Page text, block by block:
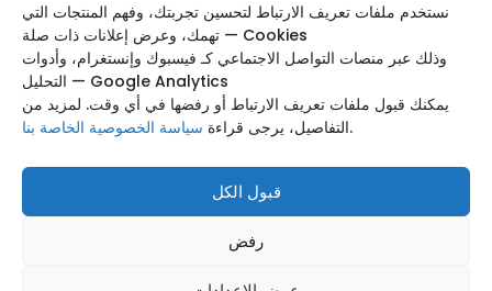
نستخدم ملفات تعريف الارتباط لتحسين تجربتك، وفهم المنتجات التي
تهمك، وعرض إعلانات ذات صلة — Cookies
وذلك عبر منصات التواصل الاجتماعي كـ فيسبوك وإنستغرام، وأدوات
التحليل — Google Analytics
يمكنك قبول ملفات تعريف الارتباط أو رفضها في أي وقت. لمزيد من
التفاصيل، يرجى قراءة سياسة الخصوصية الخاصة بنا .
قبول الكل
رفض
FOLLOW US
Categories
Useful Links
theme
Themes